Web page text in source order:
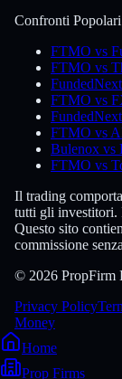
Confronti Popolari
FTMO vs
FTMO vs
FTMO vs
FTMO vs
Bulenox vs
FTMO vs
Il trading
tutti gli investitori.
Questo sito
commissione
© 2026 PropFirm
Privacy Policy
Money
Home
Prop Firms